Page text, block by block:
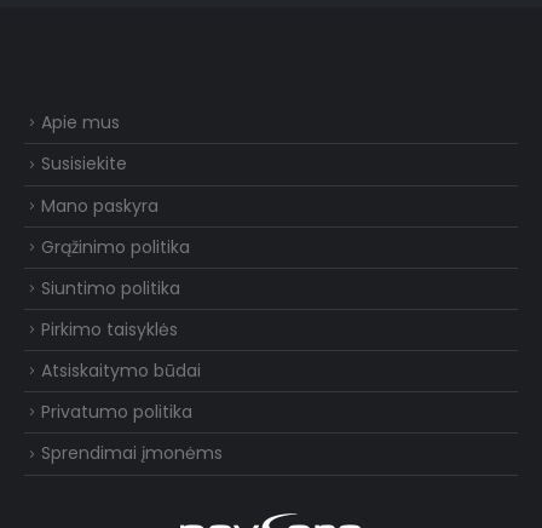
Apie mus
Susisiekite
Mano paskyra
Grąžinimo politika
Siuntimo politika
Pirkimo taisyklės
Atsiskaitymo būdai
Privatumo politika
Sprendimai įmonėms